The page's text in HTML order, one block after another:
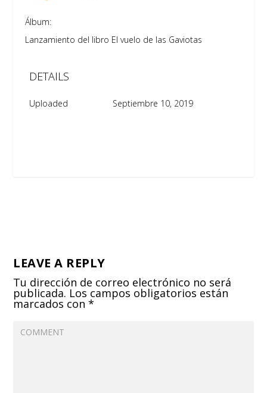
Álbum:
Lanzamiento del libro El vuelo de las Gaviotas
DETAILS
Uploaded Septiembre 10, 2019
LEAVE A REPLY
Tu dirección de correo electrónico no será
publicada. Los campos obligatorios están
marcados con*